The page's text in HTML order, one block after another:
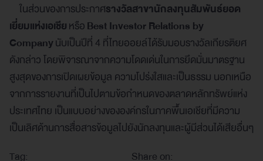
ในส่วนของการประกาศรางวัลสาขานักลงทุนสัมพันธ์ยอด
เยี่ยมแห่งเอเชียหรือBest Investor Relations by
Companyนับเป็นปีที่ 4 ที่ไทยออยล์ได้รับมอบรางวัลเกียรติยศ
ดังกล่าว โดยพิจารณาจากความโดดเด่นในการยึดมั่นมาตรฐาน
สูงสุดของการเปิดเผยข้อมูล ความโปร่งใสและเป็นธรรม นอกเหนือ
จากการรายงานที่เป็นไปตามข้อกำหนดของตลาดหลักทรัพย์แห่ง
ประเทศไทย เป็นแบบอย่างขององค์กรในภาคพื้นเอเชียที่มีความ
เป็นเลิศด้านการสื่อสารข้อมูลไปยังนักลงทุนและผู้มีส่วนได้เสียอื่นๆ
Tag:
Share on: